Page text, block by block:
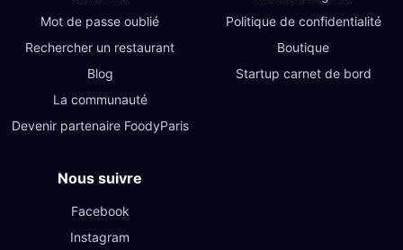
Mot de passe oublié
Rechercher un restaurant
Blog
La communauté
Devenir partenaire FoodyParis
Politique de confidentialité
Boutique
Startup carnet de bord
Nous suivre
Facebook
Instagram